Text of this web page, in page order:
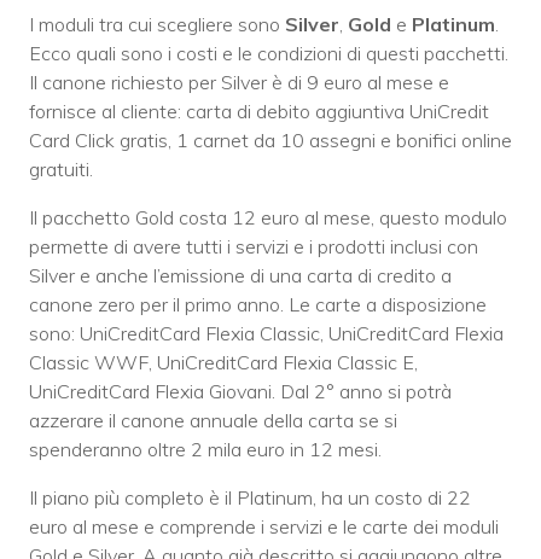
I moduli tra cui scegliere sono Silver Gold e Platinum
Ecco quali sono i costi e le condizioni di questi pacchetti.
Il canone richiesto per Silver è di 9 euro al mese e
fornisce al cliente: carta di debito aggiuntiva UniCredit
Card Click gratis, 1 carnet da 10 assegni e bonifici online
gratuiti.
Il pacchetto Gold costa 12 euro al mese, questo modulo
permette di avere tutti i servizi e i prodotti inclusi con
Silver e anche l’emissione di una carta di credito a
canone zero per il primo anno. Le carte a disposizione
sono: UniCreditCard Flexia Classic, UniCreditCard Flexia
Classic WWF, UniCreditCard Flexia Classic E,
UniCreditCard Flexia Giovani. Dal 2° anno si potrà
azzerare il canone annuale della carta se si
spenderanno oltre 2 mila euro in 12 mesi.
Il piano più completo è il Platinum, ha un costo di 22
euro al mese e comprende i servizi e le carte dei moduli